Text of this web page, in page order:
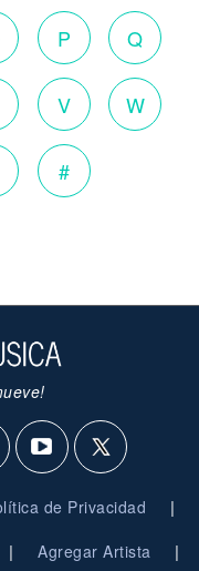
P Q
V W
#
de Privacidad |
| Agregar Artista |